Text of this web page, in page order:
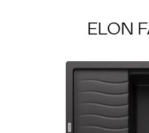
ELON